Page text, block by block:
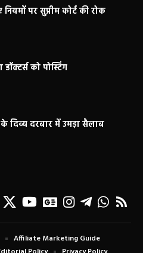
पर सुप्रीम कोर्ट की रोक
को पोस्टिंग
के दिव्य दरबार में उमड़ा सैलाब
Affiliate Marketing Guide